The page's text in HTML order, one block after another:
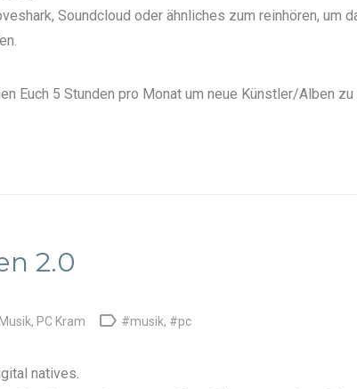
Soundcloud oder ähnliches zum reinhören, um
Euch 5 Stunden pro Monat um neue Künstler/Alben
2.0
Musik, PC Kram  #musik, #pc
natives.